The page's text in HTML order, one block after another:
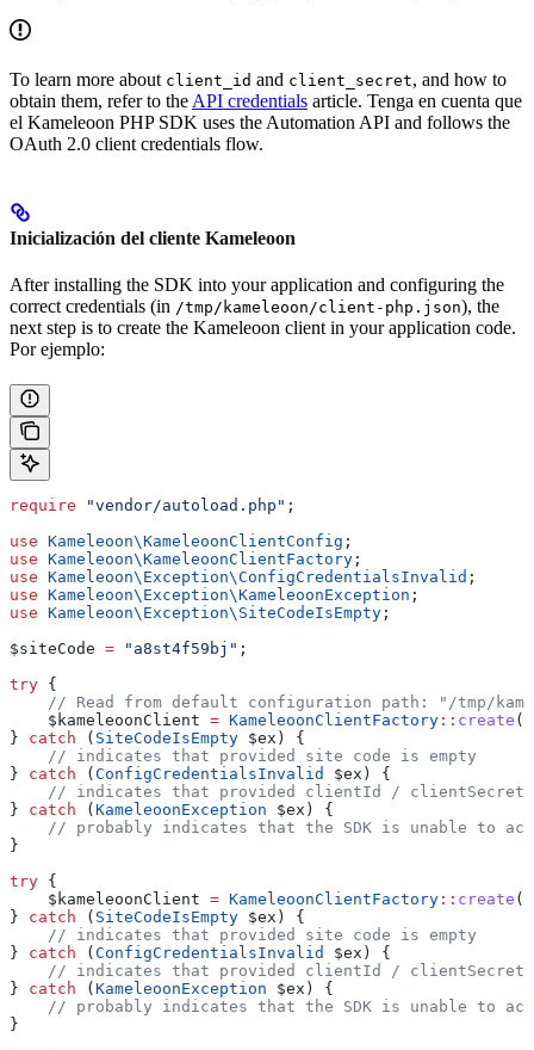
To learn more about client_id and client_secret, and how to
obtain them, refer to the API credentials article. Tenga en cuenta que
el Kameleoon PHP SDK uses the Automation API and follows the
OAuth 2.0 client credentials flow.
Inicialización del cliente Kameleoon
After installing the SDK into your application and configuring the
correct credentials (in /tmp/kameleoon/client-php.json), the
next step is to create the Kameleoon client in your application code.
Por ejemplo:
require "vendor/autoload.php" ;
use Kameleoon\KameleoonClientConfig ;
use Kameleoon\KameleoonClientFactory ;
use Kameleoon\Exception\ConfigCredentialsInvalid ;
use Kameleoon\Exception\KameleoonException ;
use Kameleoon\Exception\ SiteCodeIsEmpty ;
$siteCode = "a8st4f59bj" ;
try {
// Read from default configuration path: "/tmp/
    $kameleoonClient
= KameleoonClientFactory :: create (
} catch ( SiteCodeIsEmpty $ex ) {
    // indicates that provided site code is empty
} catch ( ConfigCredentialsInvalid $ex ) {
// indicates that provided clientId / clientSecret
} catch ( KameleoonException $ex ) {
// probably indicates that the SDK is unable to
}
try {
    $kameleoonClient
= KameleoonClientFactory :: create (
} catch ( SiteCodeIsEmpty $ex ) {
    // indicates that provided site code is empty
} catch ( ConfigCredentialsInvalid $ex ) {
// indicates that provided clientId / clientSecret
} catch ( KameleoonException $ex ) {
// probably indicates that the SDK is unable to
}